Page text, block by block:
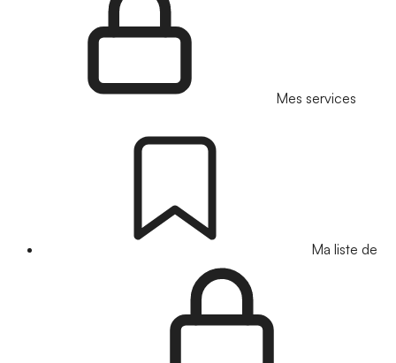
Mes services
Ma liste de